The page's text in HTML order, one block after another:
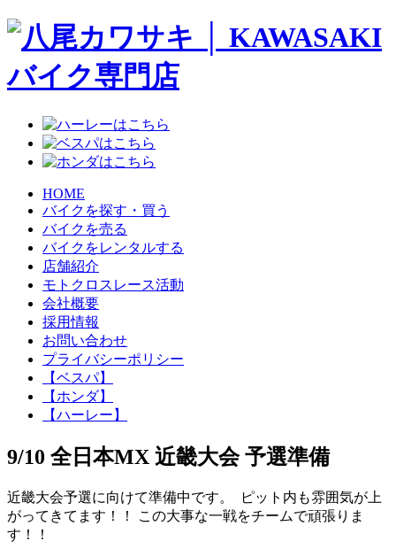
HOME
バイクを探す・買う
バイクを売る
バイクをレンタルする
店舗紹介
モトクロスレース活動
会社概要
採用情報
お問い合わせ
プライバシーポリシー
【ベスパ】
【ホンダ】
【ハーレー】
9/10 全日本MX 近畿大会 予選準備
近畿大会予選に向けて準備中です。 ピット内も雰囲気が上
がってきてます！！ この大事な一戦をチームで頑張りま
す！！